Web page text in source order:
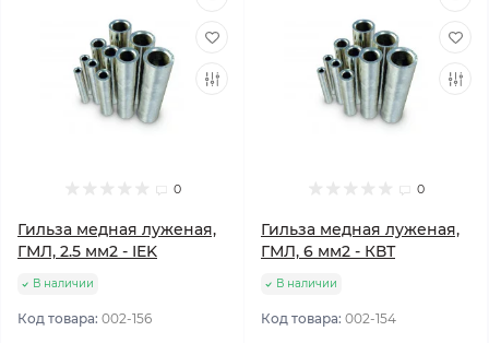
0
Гильза медная луженая,
ГМЛ, 2.5 мм2 - IEK
В наличии
Код товара: 002-156
0
Гильза медная луженая,
ГМЛ, 6 мм2 - КВТ
В наличии
Код товара: 002-154